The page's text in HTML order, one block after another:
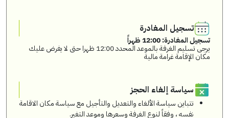
تسجيل المغادرة
تسجيل المغادرة: 12:00 ظهراً
يرجى تسليم الغرفة بالموعد المحدد 12:00 ظهرا حتى لا يفرض عليك
مكان الإقامة غرامة مالية
سياسة إلغاء الحجز
تتباين سياسة الألغاء والتعديل والتأجيل مع سياسة مكان الاقامة
نفسه ، وفقاً لنوع الغرفة وسعرها وموعد التغير.